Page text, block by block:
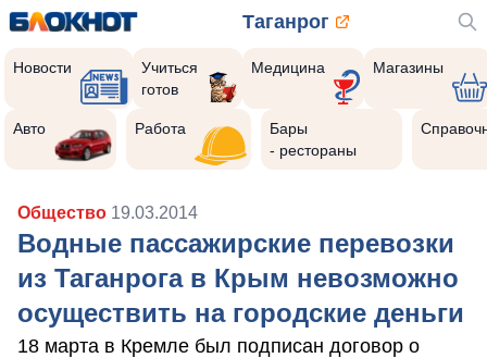
Таганрог
Новости
Учиться
готов
Медицина Магазины
Авто Работа
Бары
- рестораны
Общество 19.03.2014
Водные пассажирские перевозки
из Таганрога в Крым невозможно
осуществить на городские деньги
18 марта в Кремле был подписан договор о